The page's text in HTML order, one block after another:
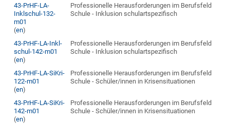
43-PrHF-LA-
Inklschul-132-
m01
(en)
Professionelle Herausforderungen im Berufsfeld
Schule - Inklusion schulartspezifisch
43-PrHF-LA-Inkl-
schul-142-m01
(en)
Professionelle Herausforderungen im Berufsfeld
Schule - Inklusion schulartspezifisch
43-PrHF-LA-SiKri-
122-m01
(en)
Professionelle Herausforderungen im Berufsfeld
Schule - Schüler/innen in Krisensituationen
43-PrHF-LA-SiKri-
142-m01
(en)
Professionelle Herausforderungen im Berufsfeld
Schule - Schüler/innen in Krisensituationen